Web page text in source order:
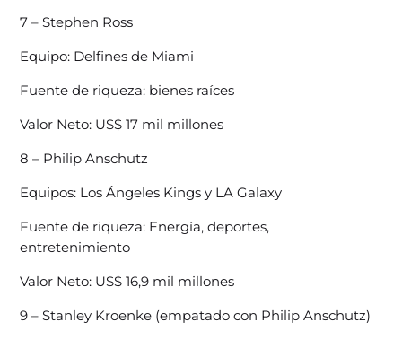
7 – Stephen Ross
Equipo: Delfines de Miami
Fuente de riqueza: bienes raíces
Valor Neto: US$ 17 mil millones
8 – Philip Anschutz
Equipos: Los Ángeles Kings y LA Galaxy
Fuente de riqueza: Energía, deportes,
entretenimiento
Valor Neto: US$ 16,9 mil millones
9 – Stanley Kroenke (empatado con Philip Anschutz)